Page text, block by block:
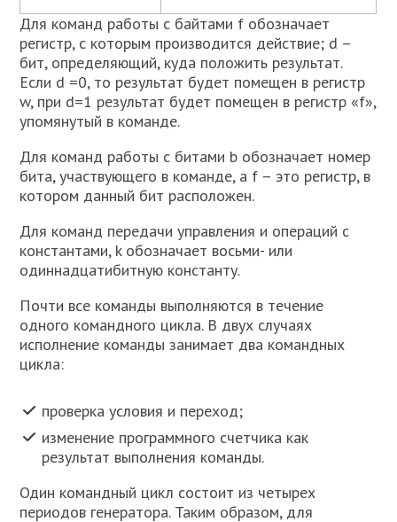
Для команд работы с байтами f обозначает
регистр, с которым производится действие; d –
бит, определяющий, куда положить результат.
Если d =0, то результат будет помещен в регистр
w, при d=1 результат будет помещен в регистр «f»,
упомянутый в команде.
Для команд работы с битами b обозначает номер
бита, участвующего в команде, а f – это регистр, в
котором данный бит расположен.
Для команд передачи управления и операций с
константами, k обозначает восьми- или
одиннадцатибитную константу.
Почти все команды выполняются в течение
одного командного цикла. В двух случаях
исполнение команды занимает два командных
цикла:
проверка условия и переход;
изменение программного счетчика как
результат выполнения команды.
Один командный цикл состоит из четырех
периодов генератора. Таким образом, для